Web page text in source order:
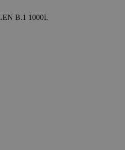
B.1 1000L